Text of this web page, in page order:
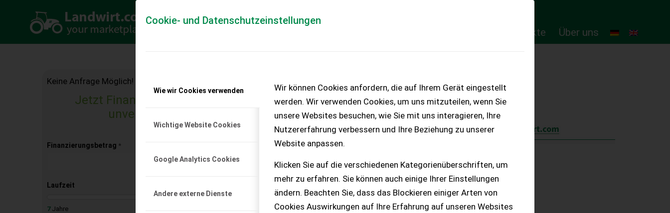
Cookie- und Datenschutzeinstellungen
Wie wir Cookies verwenden
Wichtige Website Cookies
Google Analytics Cookies
Andere externe Dienste
Wir können Cookies anfordern, die auf Ihrem Gerät eingestellt
werden. Wir verwenden Cookies, um uns mitzuteilen, wenn Sie
unsere Websites besuchen, wie Sie mit uns interagieren, Ihre
Nutzererfahrung verbessern und Ihre Beziehung zu unserer
Website anpassen.
Klicken Sie auf die verschiedenen Kategorienüberschriften, um
mehr zu erfahren. Sie können auch einige Ihrer Einstellungen
ändern. Beachten Sie, dass das Blockieren einiger Arten von
Cookies Auswirkungen auf Ihre Erfahrung auf unseren Websites
Online-Produkte Über uns
Keine Anfrage Möglich!
Jetzt Finanzierungsangebot anfordern
unverbindlich & kostenlos!
Finanzierungsbetrag *
Laufzeit
7Jahre